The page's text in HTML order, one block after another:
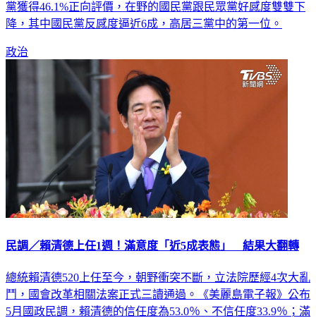
降，其中國民黨反感度逼近6成，高居三黨中的第一位。
鬥，國會改革相關法案正式三讀通過。《美麗島電子報》公布
5月國政民調，賴清德的信任度為53.0％、不信任度33.9％；滿
意度則是45.2％、不滿意度25.3％。董事長吳子嘉分析，賴清